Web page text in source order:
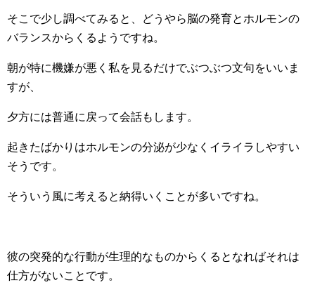
そこで少し調べてみると、どうやら脳の発育とホルモンの
バランスからくるようですね。
朝が特に機嫌が悪く私を見るだけでぶつぶつ文句をいいま
すが、
夕方には普通に戻って会話もします。
起きたばかりはホルモンの分泌が少なくイライラしやすい
そうです。
そういう風に考えると納得いくことが多いですね。
彼の突発的な行動が生理的なものからくるとなればそれは
仕方がないことです。